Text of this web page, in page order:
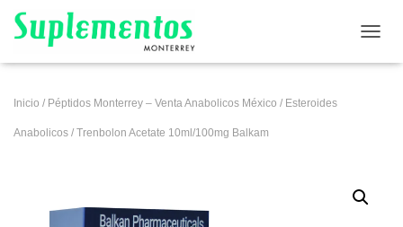
Inicio / Péptidos Monterrey – Venta Anabolicos México / Esteroides
Anabolicos / Trenbolon Acetate 10ml/100mg Balkam